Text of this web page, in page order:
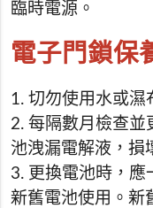
臨時電源。
電子門鎖保
1. 切勿使用水或濕
2. 每隔數月檢查並
池洩漏電解液，損
3. 更換電池時，應
新舊電池使用。新